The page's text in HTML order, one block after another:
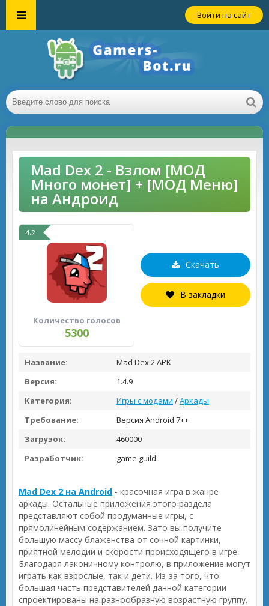
Войти на сайт
Mad Dex 2 - Взлом [МОД
Много монет] + [МОД Меню]
на Андроид
4.2
Количество голосов
5300
Скачать
В закладки
Название:
Mad Dex 2 APK
Версия:
1.4.9
Категория:
Игры с модами /Аркады
Требование:
Версия Android 7++
Загрузок:
460000
Разработчик:
game guild
Mad Dex 2 на Android - красочная игра в жанре
аркады. Остальные приложения этого раздела
представляют собой продуманные игры, с
прямолинейным содержанием. Зато вы получите
большую массу блаженства от сочной картинки,
приятной мелодии и скорости происходящего в игре.
Благодаря лаконичному контролю, в приложение могут
играть как взрослые, так и дети. Из-за того, что
большая часть представителей данной категории
спроектированы на разнообразную возрастную группу.